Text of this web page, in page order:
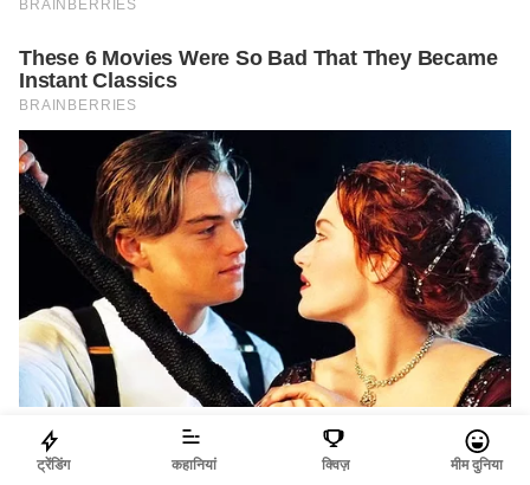
ट्रेंडिंग कहानियां क्विज़ मीम दुनिया